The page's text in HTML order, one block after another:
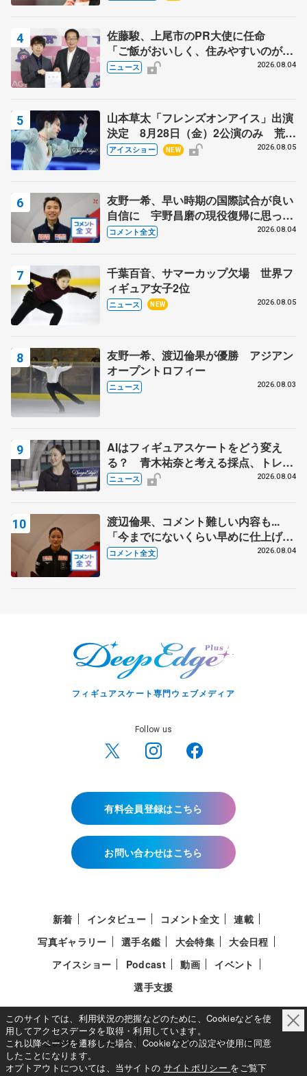
佐藤駿、上尾市のPR大使に任命
「ご飯がおいしく、住みやすいのが魅
力」
ニュース 2026.08.04
山本草太「フレンズオンアイス」出演
決定 8月28日（金）2公演のみ 荒川
静香さんプロデュース、20周年のアイ
アイスショー NEW 2026.08.05
友野一希、早い時期の国際試合が良い
自信に 宇野昌磨の現役復帰に思って
いること 【アジアンオープントロフ
コメント全文 2026.08.04
千葉百音、サマーカップ欠場 世界フ
ィギュア女子2位
ニュース NEW 2026.08.05
友野一希、渡辺倫果が優勝 アジアン
オープントロフィー
ニュース 2026.08.03
AIはフィギュアスケートをどう変え
る？ 青木祐奈と考える採点、トレー
ニングの未来
ニュース 2026.08.04
渡辺倫果、コメント難しい内容も...
「今までにないくらい早めに仕上げら
れている」 【アジアンオープントロ
コメント全文 2026.08.04
フィギュアスケート専門ウェブメディア
Follow us
有料会員登録はこちら
お問い合わせはこちら
新着 インタビュー コメント全文
連載
写真ギャラリー
選手名鑑 大会特集
大会日程
アイスショー
Podcast 動画
イベント
選手支援
このサイトについて メディア立ち上げへの想い
このサイトでは、利用状況の把握などのために、Cookieなどを使
用してアクセスデータを取得・利用しています。
これ以降ページを遷移した場合、Cookieなどの設定や使用に同意
したことになります。
オプトアウトについては、当サイトの サイトポリシー をご覧下